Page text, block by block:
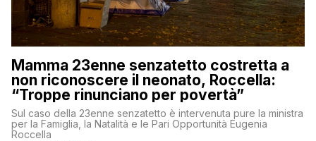
Mamma 23enne senzatetto costretta a
non riconoscere il neonato, Roccella:
“Troppe rinunciano per povertà”
Sul caso della 23enne senzatetto è intervenuta pure la ministra
per la Famiglia, la Natalità e le Pari Opportunità Eugenia
Roccella